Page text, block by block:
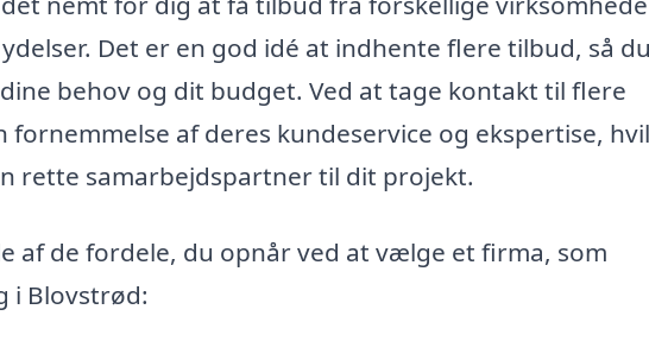
Det er en god idé at indhente flere tilbud, så
behov og dit budget. Ved at tage kontakt til flere
fornemmelse af deres kundeservice og ekspertise,
rette samarbejdspartner til dit projekt.
af de fordele, du opnår ved at vælge et firma, som
i Blovstrød: